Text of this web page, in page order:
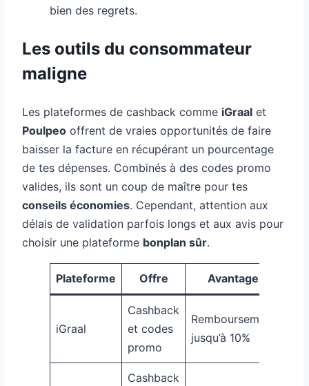
bien des regrets.
Les outils du consommateur
maligne
Les plateformes de cashback comme iGraal et
Poulpeo offrent de vraies opportunités de faire
baisser la facture en récupérant un pourcentage
de tes dépenses. Combinés à des codes promo
valides, ils sont un coup de maître pour tes
conseils économies. Cependant, attention aux
délais de validation parfois longs et aux avis pour
choisir une plateforme bonplan sûr.
Plateforme Offre Avantages
iGraal
Cashback
et codes
promo
Remboursements
jusqu’à 10%
Cashback